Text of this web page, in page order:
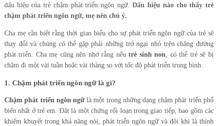
dấu hiệu của trẻ chậm phát triển ngôn ngữ.Dấu hiệu nào cho thấy trẻ
chậm phát triển ngôn ngữ, mẹ nên chú ý.
Cha mẹ cần biết rằng thời gian biểu cho sự phát triển ngôn ngữ của trẻ sẽ
thay đổi và chúng có thể gặp phải những trở ngại nhỏ trên chặng đường
phát triển. Cha mẹ cũng nên nhớ rằng nếutrẻ sinh non, có thể trẻ sẽ bị
chậm đi một vài tuần hoặc vài tháng so với tốc độ phát triển trung bình.
1. Chậm phát triển ngôn ngữ là gì?
Chậm phát triển ngôn ngữlà một trong những dạng chậm phát triển phổ
biến nhất ở trẻ em. Đât là một chứng rối loạn trong giao tiếp, bao gồm các
khiếm khuyết trong khả năng nói, phát triển ngôn ngữ và đôi khi là thính